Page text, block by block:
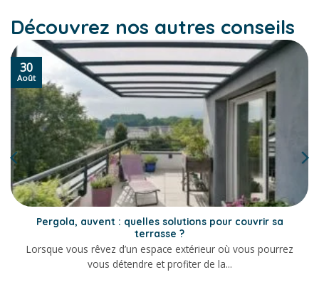
Découvrez nos autres conseils
Pergola, auvent : quelles solutions pour couvrir sa
terrasse ?
Lorsque vous rêvez d’un espace extérieur où vous pourrez
vous détendre et profiter de la...
30
Août